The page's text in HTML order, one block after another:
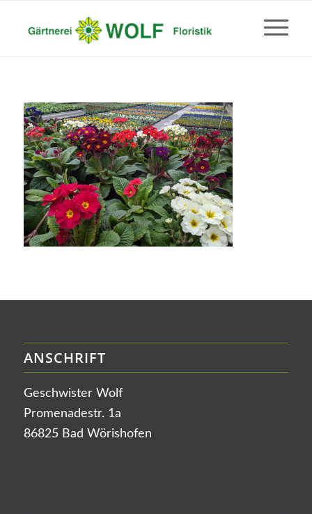
ANSCHRIFT
Geschwister Wolf
Promenadestr. 1a
86825 Bad Wörishofen